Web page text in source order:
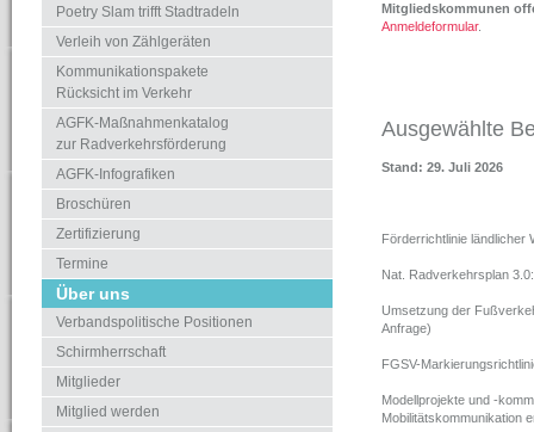
Poetry Slam trifft Stadtradeln
Verleih von Zählgeräten
Kommunikationspakete
Rücksicht im Verkehr
AGFK-Maßnahmenkatalog
zur Radverkehrsförderung
AGFK-Infografiken
Broschüren
Zertifizierung
Termine
Über uns
Verbandspolitische Positionen
Schirmherrschaft
Mitglieder
Mitglied werden
Mitgliedskommunen
Anmeldeformular.
Ausgewählte
Stand: 29. Juli 2026
Förderrichtlinie ländlicher
Nat. Radverkehrsplan
Umsetzung der
Anfrage)
FGSV-
Modellprojekte und -
Mobilitätskommunikation